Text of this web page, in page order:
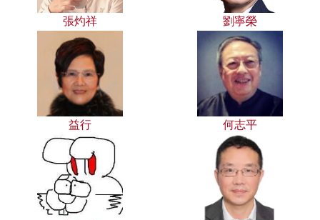
張灼祥 劉寧榮
益行 何志平